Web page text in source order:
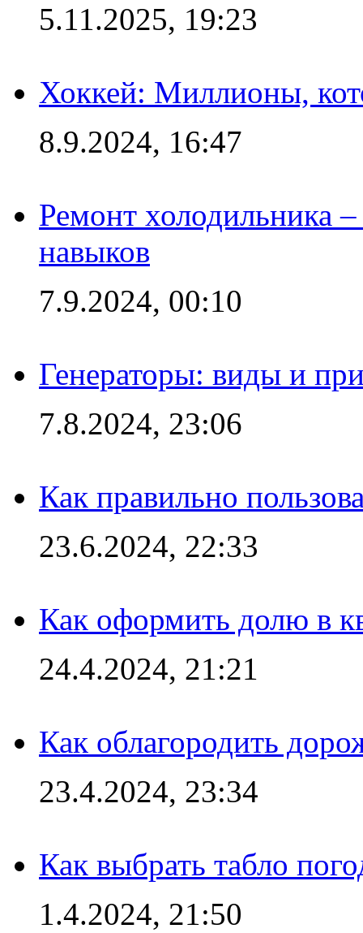
5.11.2025, 19:23
Хоккей: Миллионы,
8.9.2024, 16:47
Ремонт холодильника
навыков
7.9.2024, 00:10
Генераторы: виды и
7.8.2024, 23:06
Как правильно
23.6.2024, 22:33
Как оформить долю в
24.4.2024, 21:21
Как облагородить
23.4.2024, 23:34
Как выбрать табло
1.4.2024, 21:50